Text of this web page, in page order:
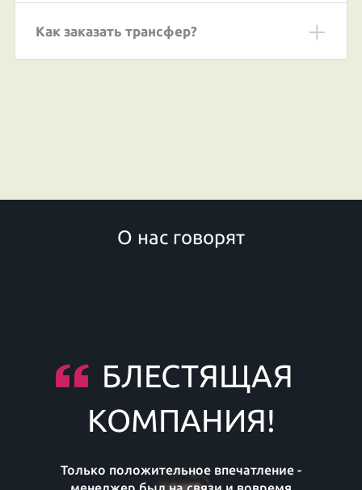
Как заказать трансфер?
О нас говорят
БЛЕСТЯЩАЯ
КОМПАНИЯ!
Только положительное впечатление -